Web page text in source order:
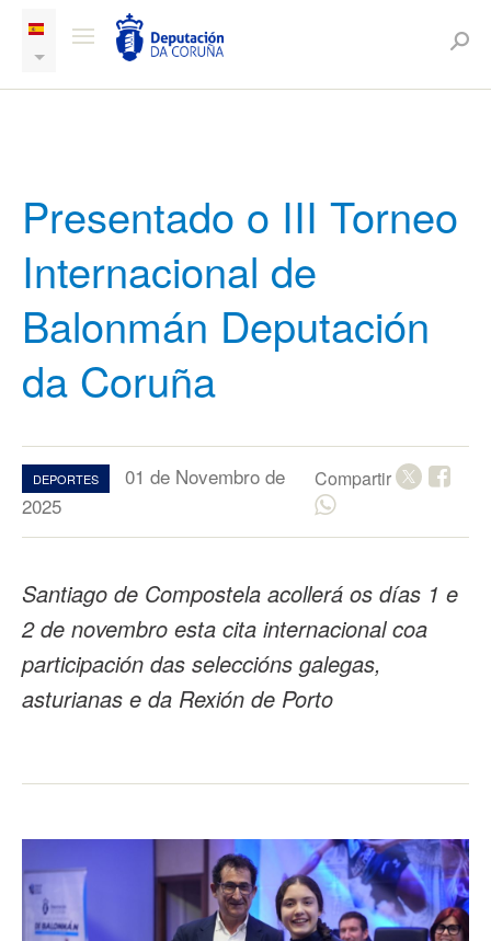
Presentado o III Torneo
Internacional de
Balonmán Deputación
da Coruña
DEPORTES
01 de Novembro de
2025
Compartir
Santiago de Compostela acollerá os días 1 e
2 de novembro esta cita internacional coa
participación das seleccións galegas,
asturianas e da Rexión de Porto